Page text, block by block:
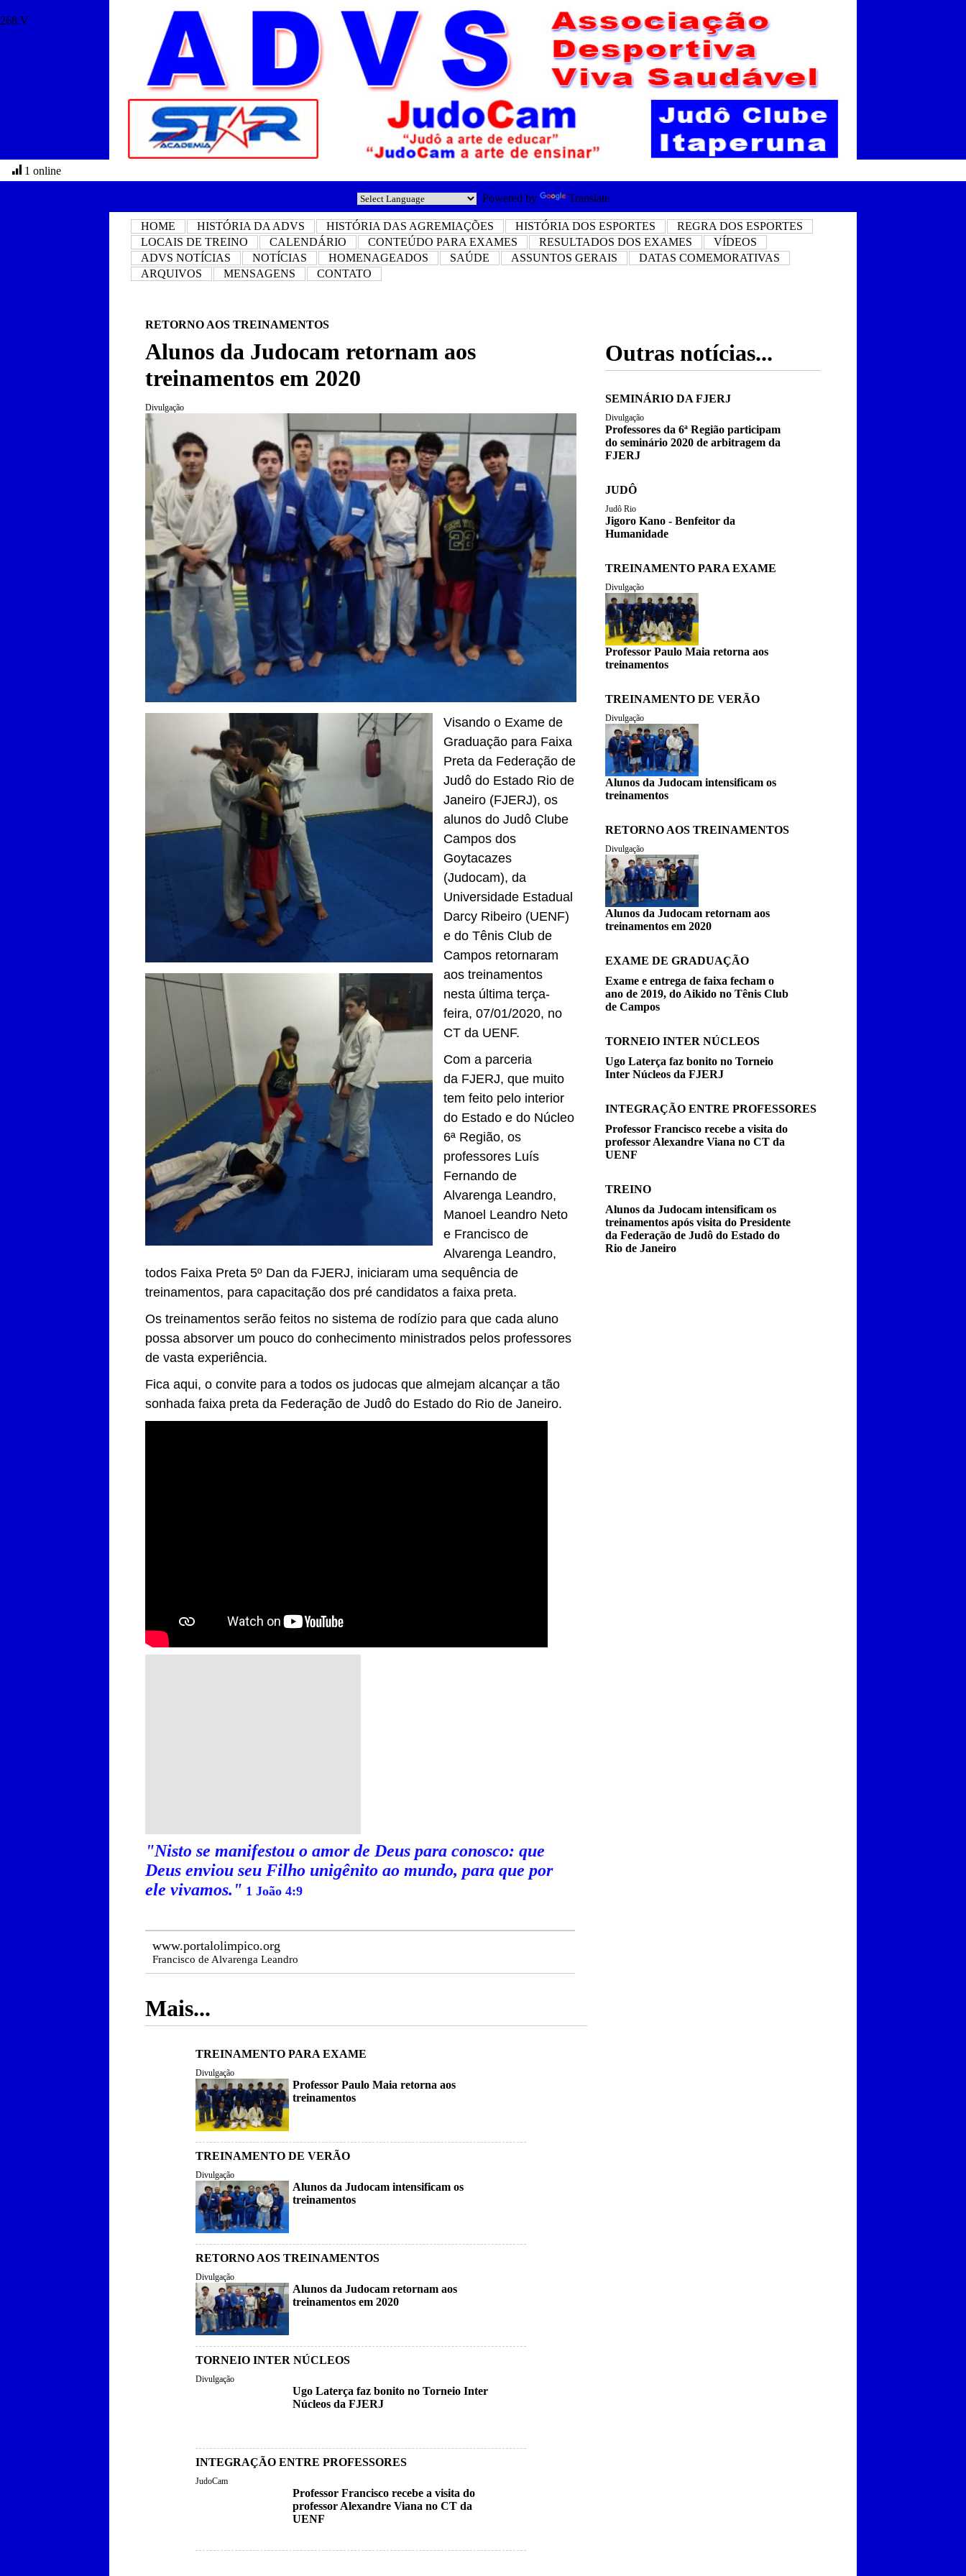
1 online
Powered by Translate
HOME HISTÓRIA DA ADVS HISTÓRIA DAS AGREMIAÇÕES HISTÓRIA DOS ESPORTES
REGRA DOS ESPORTES
LOCAIS DE TREINO
CALENDÁRIO CONTEÚDO PARA EXAMES RESULTADOS DOS EXAMES
VÍDEOS
ADVS NOTÍCIAS
NOTÍCIAS HOMENAGEADOS SAÚDE ASSUNTOS GERAIS
DATAS COMEMORATIVAS
ARQUIVOS
MENSAGENS CONTATO
RETORNO AOS TREINAMENTOS
Alunos da Judocam retornam aos
treinamentos em 2020
268.V
Divulgação
Visando o Exame de
Graduação para Faixa
Preta da Federação de
Judô do Estado Rio de
Janeiro (FJERJ), os
alunos do Judô Clube
Campos dos
Goytacazes
(Judocam), da
Universidade Estadual
Darcy Ribeiro (UENF)
e do Tênis Club de
Campos retornaram
aos treinamentos
nesta última terça-
feira, 07/01/2020, no
CT da UENF.
Com a parceria
da FJERJ, que muito
tem feito pelo interior
do Estado e do Núcleo
6ª Região, os
professores Luís
Fernando de
Alvarenga Leandro,
Manoel Leandro Neto
e Francisco de
Alvarenga Leandro,
todos Faixa Preta 5º Dan da FJERJ, iniciaram uma sequência de
treinamentos, para capacitação dos pré candidatos a faixa preta.
Os treinamentos serão feitos no sistema de rodízio para que cada aluno
possa absorver um pouco do conhecimento ministrados pelos professores
de vasta experiência.
Fica aqui, o convite para a todos os judocas que almejam alcançar a tão
sonhada faixa preta da Federação de Judô do Estado do Rio de Janeiro.
"Nisto se manifestou o amor de Deus para conosco: que
Deus enviou seu Filho unigênito ao mundo, para que por
ele vivamos." 1 João 4:9
www.portalolimpico.org
Francisco de Alvarenga Leandro
Mais...
TREINAMENTO PARA EXAME
Divulgação
Professor Paulo Maia retorna aos
treinamentos
TREINAMENTO DE VERÃO
Divulgação
Alunos da Judocam intensificam os
treinamentos
RETORNO AOS TREINAMENTOS
Divulgação
Alunos da Judocam retornam aos
treinamentos em 2020
TORNEIO INTER NÚCLEOS
Divulgação
Ugo Laterça faz bonito no Torneio Inter
Núcleos da FJERJ
INTEGRAÇÃO ENTRE PROFESSORES
JudoCam
Professor Francisco recebe a visita do
professor Alexandre Viana no CT da
UENF
Outras notícias...
SEMINÁRIO DA FJERJ
Divulgação
Professores da 6ª Região participam
do seminário 2020 de arbitragem da
FJERJ
JUDÔ
Judô Rio
Jigoro Kano - Benfeitor da
Humanidade
TREINAMENTO PARA EXAME
Divulgação
Professor Paulo Maia retorna aos
treinamentos
TREINAMENTO DE VERÃO
Divulgação
Alunos da Judocam intensificam os
treinamentos
RETORNO AOS TREINAMENTOS
Divulgação
Alunos da Judocam retornam aos
treinamentos em 2020
EXAME DE GRADUAÇÃO
Exame e entrega de faixa fecham o
ano de 2019, do Aikido no Tênis Club
de Campos
TORNEIO INTER NÚCLEOS
Ugo Laterça faz bonito no Torneio
Inter Núcleos da FJERJ
INTEGRAÇÃO ENTRE PROFESSORES
Professor Francisco recebe a visita do
professor Alexandre Viana no CT da
UENF
TREINO
Alunos da Judocam intensificam os
treinamentos após visita do Presidente
da Federação de Judô do Estado do
Rio de Janeiro